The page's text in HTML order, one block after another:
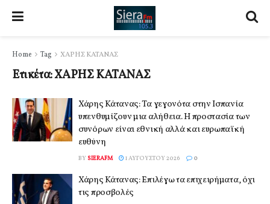
Home Tag ΧΑΡΗΣ ΚΑΤΑΝΑΣ
Ετικέτα:ΧΑΡΗΣ ΚΑΤΑΝΑΣ
Χάρης Κάτανας: Τα γεγονότα στην Ισπανία
υπενθυμίζουν μια αλήθεια. Η προστασία των
συνόρων είναι εθνική αλλά και ευρωπαϊκή
ευθύνη
BY SIERAFM 1 ΑΥΓΟΎΣΤΟΥ 2026 0
Χάρης Κάτανας: Επιλέγω τα επιχειρήματα, όχι
τις προσβολές